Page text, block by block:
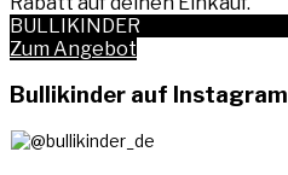
BULLIKINDER
Zum Angebot
Bullikinder auf Instagram